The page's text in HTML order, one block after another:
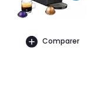
Comparer